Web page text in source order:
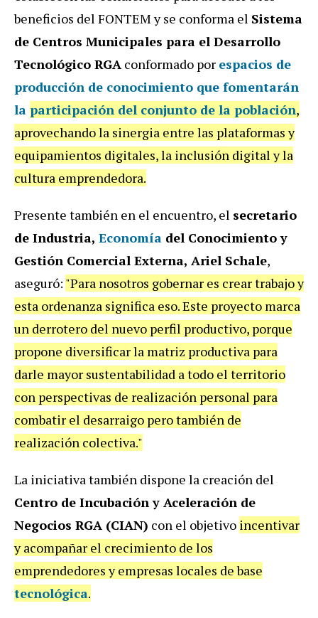
beneficios del FONTEM y se conforma el Sistema
de Centros Municipales para el Desarrollo
Tecnológico RGA conformado por espacios de
producción de conocimiento que fomentarán
la participación del conjunto de la población,
aprovechando la sinergia entre las plataformas y
equipamientos digitales, la inclusión digital y la
cultura emprendedora.
Presente también en el encuentro, el secretario
de Industria, Economía del Conocimiento y
Gestión Comercial Externa, Ariel Schale,
aseguró: "Para nosotros gobernar es crear trabajo y
esta ordenanza significa eso. Este proyecto marca
un derrotero del nuevo perfil productivo, porque
propone diversificar la matriz productiva para
darle mayor sustentabilidad a todo el territorio
con perspectivas de realización personal para
combatir el desarraigo pero también de
realización colectiva."
La iniciativa también dispone la creación del
Centro de Incubación y Aceleración de
Negocios RGA (CIAN) con el objetivo incentivar
y acompañar el crecimiento de los
emprendedores y empresas locales de base
tecnológica.